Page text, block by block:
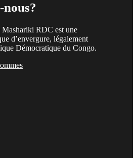
nous?
Mashariki RDC est une
d’envergure, légalement
Démocratique du Congo.